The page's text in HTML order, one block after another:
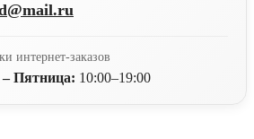
интернет-заказов
– Пятница: 10:00–19:00